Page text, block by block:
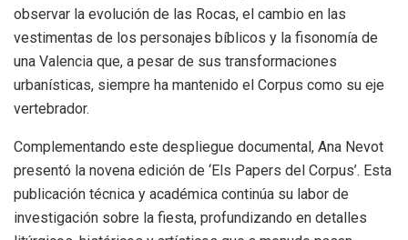
observar la evolución de las Rocas, el cambio en las
vestimentas de los personajes bíblicos y la fisonomía de
una Valencia que, a pesar de sus transformaciones
urbanísticas, siempre ha mantenido el Corpus como su eje
vertebrador.
Complementando este despliegue documental, Ana Nevot
presentó la novena edición de ‘Els Papers del Corpus’. Esta
publicación técnica y académica continúa su labor de
investigación sobre la fiesta, profundizando en detalles